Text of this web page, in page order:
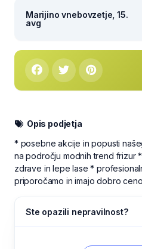
Marijino vnebovzetje, 15.
avg
Opis podjetja
* posebne akcije in popusti
na področju modnih trend frizur
zdrave in lepe lase *
priporočamo in imajo dobro ceno
Ste opazili nepravilnost?